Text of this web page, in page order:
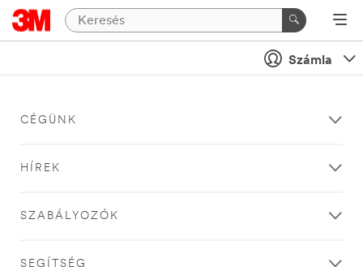
Számla
CÉGÜNK
HÍREK
SZABÁLYOZÓK
SEGÍTSÉG